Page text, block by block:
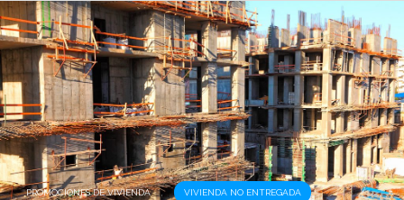
PROMOCIONES DE VIVIENDA , VIVIENDA NO ENTREGADA